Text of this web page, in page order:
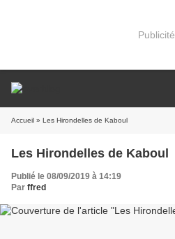
Publicité
Accueil » Les Hirondelles de Kaboul
Les Hirondelles de Kaboul
Publié le 08/09/2019 à 14:19
Par ffred